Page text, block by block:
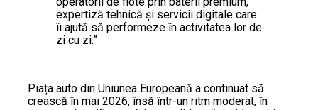
expertiză tehnică și servicii digitale care
îi ajută să performeze în activitatea lor de
zi cu zi.”
Piața auto din Uniunea Europeană a continuat să
crească în mai 2026, însă într-un ritm moderat, în